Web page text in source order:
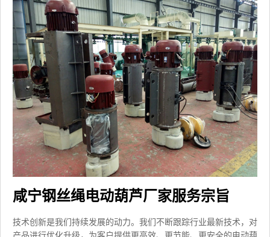
咸宁钢丝绳电动葫芦厂家服务宗旨
技术创新是我们持续发展的动力。我们不断跟踪行业最新技术，对
产品进行优化升级，为客户提供更高效、更节能、更安全的电动葫